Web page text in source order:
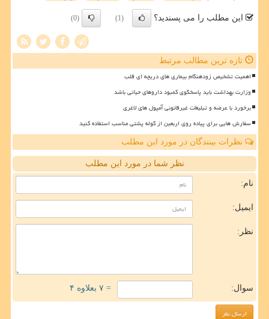
این مطلب را می پسندید؟ (1)
(0)
تازه ترین مطالب مرتبط
اهمیت تشخیص زودهنگام بیماری های دریچه ای قلب
وزارت بهداشت باید پاسخگوی کمبود داروهای حیاتی باشد
برخورد با عرضه و تبلیغات غیرقانونی آمپول های لاغری
سفارش هایی برای پیاده روی اربعین از کوله پشتی مناسب استفاده کنید
نظرات بینندگان در مورد این مطلب
نظر شما در مورد این مطلب
نام:
ایمیل:
نظر:
سوال: = ۷ بعلاوه ۴